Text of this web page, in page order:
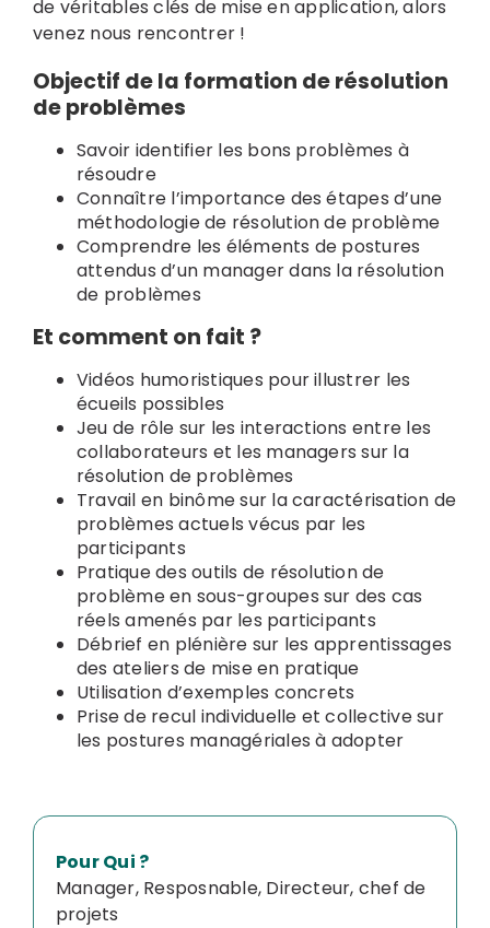
de véritables clés de mise en application, alors
venez nous rencontrer !
Objectif de la formation de résolution
de problèmes
Savoir identifier les bons problèmes à
résoudre
Connaître l’importance des étapes d’une
méthodologie de résolution de problème
Comprendre les éléments de postures
attendus d’un manager dans la résolution
de problèmes
Et comment on fait ?
Vidéos humoristiques pour illustrer les
écueils possibles
Jeu de rôle sur les interactions entre les
collaborateurs et les managers sur la
résolution de problèmes
Travail en binôme sur la caractérisation de
problèmes actuels vécus par les
participants
Pratique des outils de résolution de
problème en sous-groupes sur des cas
réels amenés par les participants
Débrief en plénière sur les apprentissages
des ateliers de mise en pratique
Utilisation d’exemples concrets
Prise de recul individuelle et collective sur
les postures managériales à adopter
Pour Qui ?
Manager, Resposnable, Directeur, chef de
projets